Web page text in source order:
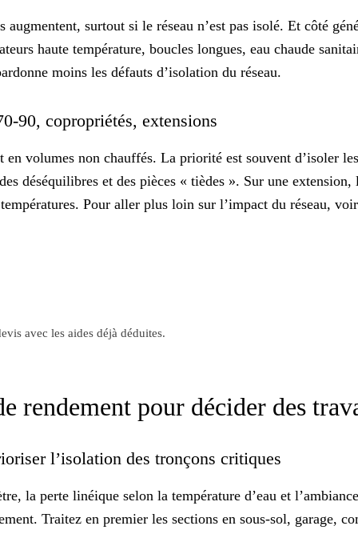
surtout si le réseau n’est pas isolé. Et côté
haute température, boucles longues, eau chaude
moins les défauts d’isolation du réseau.
90, copropriétés, extensions
volumes non chauffés. La priorité est souvent d’isoler
déséquilibres et des pièces « tièdes ». Sur une
Pour aller plus loin sur l’impact du réseau,
avec les aides déjà déduites.
rendement pour décider des
l’isolation des tronçons critiques
la perte linéique selon la température d’eau et
Traitez en premier les sections en sous-sol, garage,